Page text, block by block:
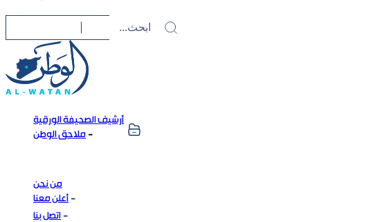
أرشيف الصحيفة الورقية
ملاحق الوطن
من نحن
أعلن معنا
اتصل بنا